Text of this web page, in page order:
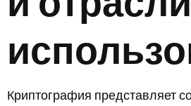
Криптография представляет